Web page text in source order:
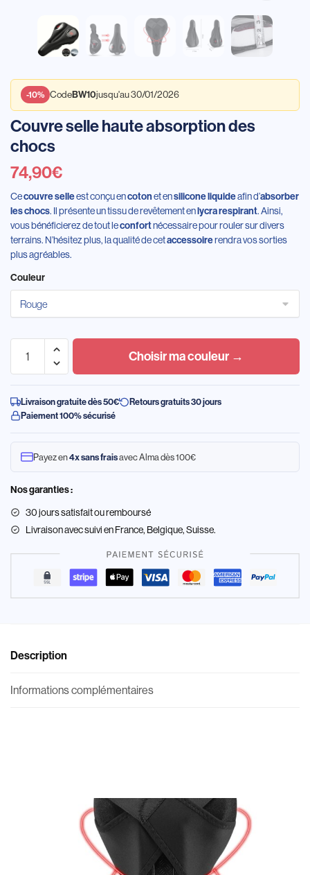
-10% CodeBW10jusqu'au 30/01/2026
Couvre selle haute absorption des
chocs
74,90€
Cecouvre selleest conçu encotonet ensilicone liquideafin d’absorber
les chocs. Il présente un tissu de revêtement enlycra respirant. Ainsi,
vous bénéficierez de tout leconfortnécessaire pour rouler sur divers
terrains. N’hésitez plus, la qualité de cetaccessoirerendra vos sorties
plus agréables.
Couleur
Choisir ma couleur →
Livraison gratuite dès 50€
Retours gratuits 30 jours
Paiement 100% sécurisé
Payez en4x sans fraisavec Alma dès 100€
Nos garanties :
30 jours satisfait ou remboursé
Livraisonavec suivi en France, Belgique, Suisse.
Description
Informations complémentaires